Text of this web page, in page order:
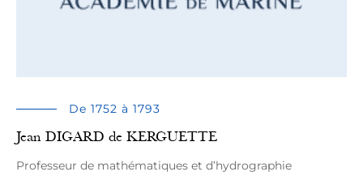
De 1752 à 1793
Jean DIGARD de KERGUETTE
Professeur de mathématiques et d’hydrographie